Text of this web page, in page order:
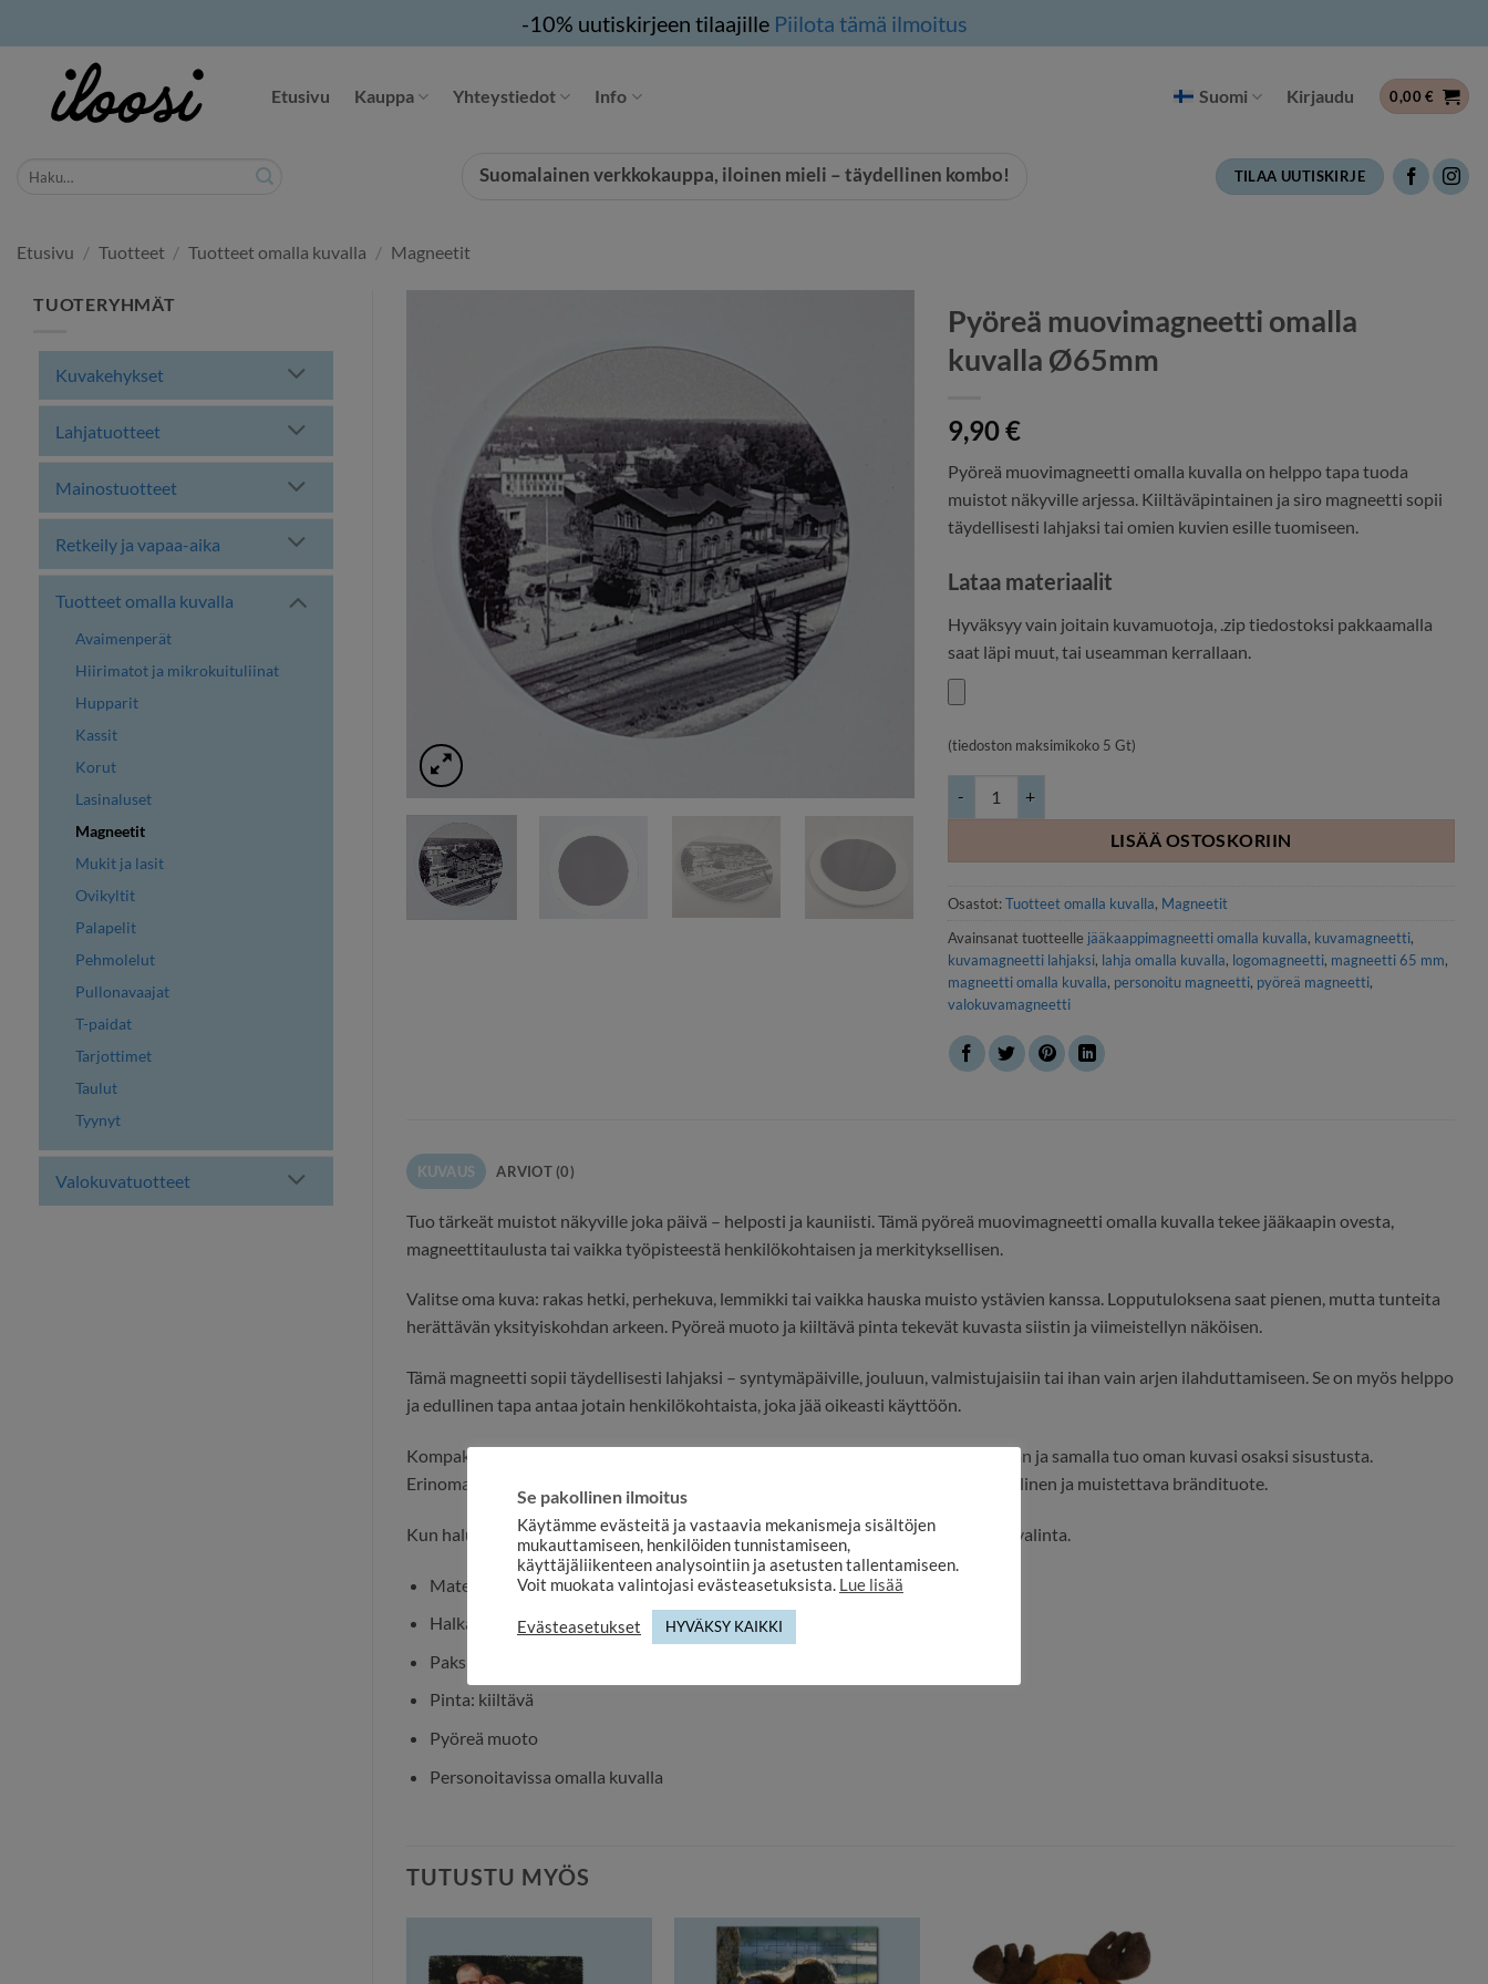
-10% uutiskirjeen tilaajille Piilota tämä ilmoitus
sisältöön
Etusivu Kauppa Yhteystiedot Info Suomi Kirjaudu 0,00€
Suomalainen verkkokauppa, iloinen mieli – täydellinen kombo! TILAA UUTISKIRJE
Etusivu / Tuotteet / Tuotteet omalla kuvalla / Magneetit
TUOTERYHMÄT
Kuvakehykset
Lahjatuotteet
Mainostuotteet
Retkeily ja vapaa-aika
Tuotteet omalla kuvalla
Avaimenperät
Hiirimatot ja mikrokuituliinat
Hupparit
Kassit
Korut
Lasinaluset
Magneetit
Mukit ja lasit
Ovikyltit
Palapelit
Pehmolelut
Pullonavaajat
T-paidat
Tarjottimet
Taulut
Tyynyt
Valokuvatuotteet
Pyöreä muovimagneetti omalla
kuvalla Ø65mm
9,90€
Pyöreä muovimagneetti omalla kuvalla on helppo tapa tuoda
muistot näkyville arjessa. Kiiltäväpintainen ja siro magneetti sopii
täydellisesti lahjaksi tai omien kuvien esille tuomiseen.
Lataa materiaalit
Hyväksyy vain joitain kuvamuotoja, .zip tiedostoksi pakkaamalla
saat läpi muut, tai useamman kerrallaan.
(tiedoston maksimikoko 5 Gt)
LISÄÄ OSTOSKORIIN
Osastot:Tuotteet omalla kuvalla, Magneetit
Avainsanat tuotteelle jääkaappimagneetti omalla kuvalla, kuvamagneetti,
kuvamagneetti lahjaksi, lahja omalla kuvalla, logomagneetti, magneetti 65 mm,
magneetti omalla kuvalla, personoitu magneetti, pyöreä magneetti,
valokuvamagneetti
KUVAUS ARVIOT (0)
Tuo tärkeät muistot näkyville joka päivä – helposti ja kauniisti. Tämä pyöreä muovimagneetti omalla kuvalla tekee jääkaapin ovesta,
magneettitaulusta tai vaikka työpisteestä henkilökohtaisen ja merkityksellisen.
Valitse oma kuva: rakas hetki, perhekuva, lemmikki tai vaikka hauska muisto ystävien kanssa. Lopputuloksena saat pienen, mutta tunteita
herättävän yksityiskohdan arkeen. Pyöreä muoto ja kiiltävä pinta tekevät kuvasta siistin ja viimeistellyn näköisen.
Tämä magneetti sopii täydellisesti lahjaksi – syntymäpäiville, jouluun, valmistujaisiin tai ihan vain arjen ilahduttamiseen. Se on myös helppo
ja edullinen tapa antaa jotain henkilökohtaista, joka jää oikeasti käyttöön.
Kompakti koko tekee magneetista monikäyttöisen: se pitää muistilaput paikoillaan ja samalla tuo oman kuvasi osaksi sisustusta.
Erinomainen valinta myös yrityksille esimerkiksi logolla varustettuna – käytännöllinen ja muistettava brändituote.
Kun haluat yhdistää käytännöllisyyden ja tunnearvon, tämä magneetti on varma valinta.
Materiaali: muovi
Halkaisija: 65 mm
Paksuus: 2,5 mm
Pinta: kiiltävä
Pyöreä muoto
Personoitavissa omalla kuvalla
TUTUSTU MYÖS
Se pakollinen ilmoitus
Käytämme evästeitä ja vastaavia mekanismeja sisältöjen
mukauttamiseen, henkilöiden tunnistamiseen,
käyttäjäliikenteen analysointiin ja asetusten tallentamiseen.
Voit muokata valintojasi evästeasetuksista. Lue lisää
Evästeasetukset HYVÄKSY KAIKKI